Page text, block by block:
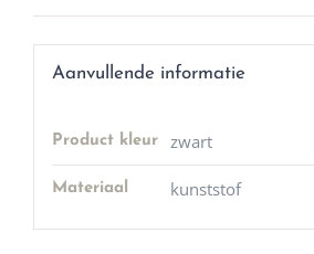
Aanvullende informatie
Product kleur zwart
Materiaal kunststof